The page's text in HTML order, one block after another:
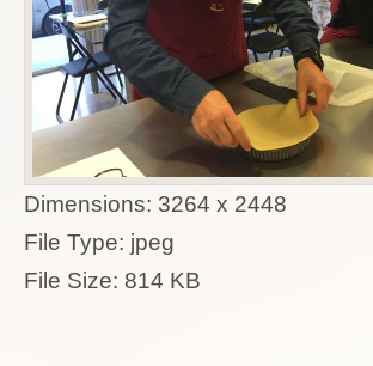
Dimensions: 3264 x 2448
File Type: jpeg
File Size: 814 KB